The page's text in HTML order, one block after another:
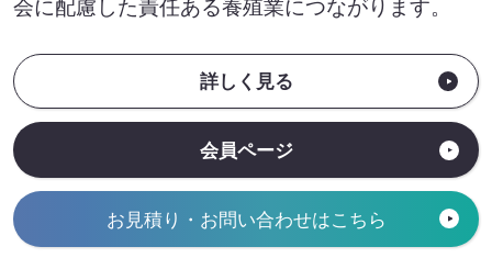
会に配慮した責任ある養殖業につながります。
詳しく見る
会員ページ
お見積り・お問い合わせはこちら